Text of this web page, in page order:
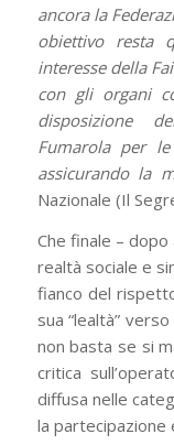
ancora la
obiettivo resta
interesse della
con gli organi
disposizione
Fumarola per
assicurando la
Nazionale (Il
Che finale –
realtà sociale e
fianco del
sua “lealtà”
non basta se si
critica
diffusa nelle
la partecipazione